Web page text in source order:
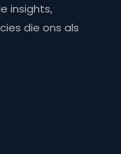
insights,
die ons als